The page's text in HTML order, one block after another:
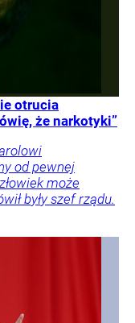
otrucia
że narkotyki”
od pewnej
może
były szef rządu.